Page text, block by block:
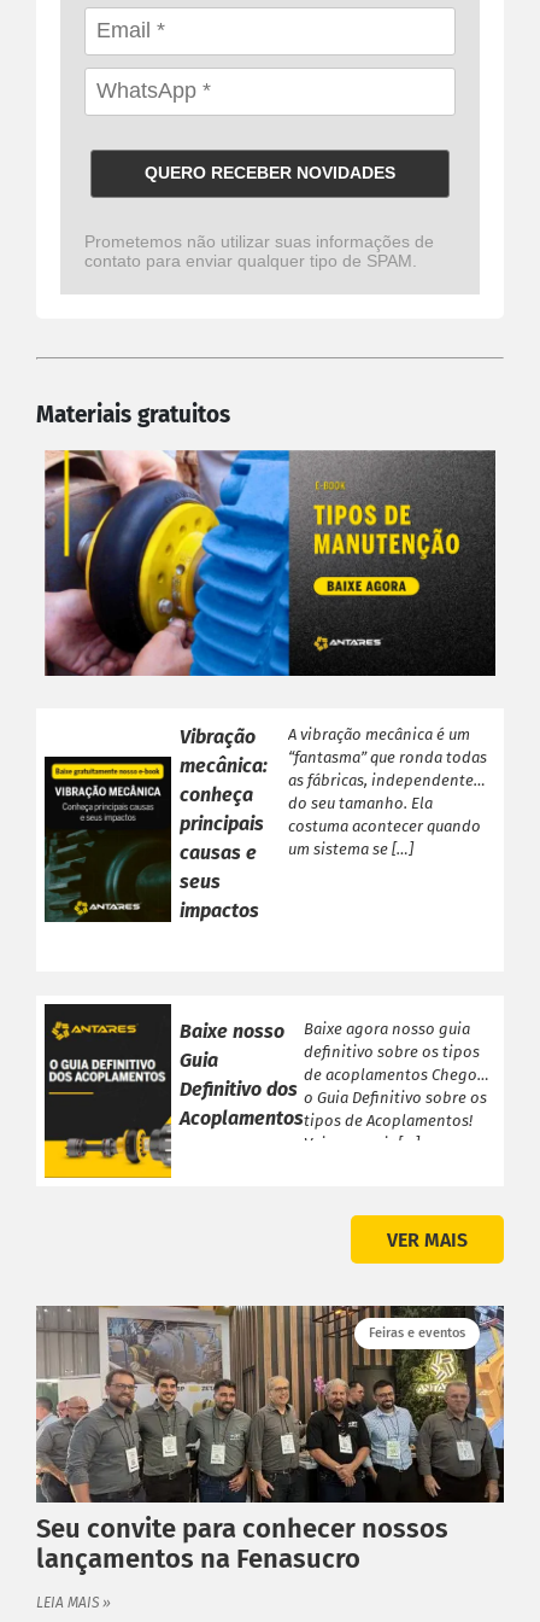
QUERO RECEBER NOVIDADES
Prometemos não utilizar suas informações de
contato para enviar qualquer tipo de SPAM.
Materiais gratuitos
Vibração
mecânica:
conheça
principais
causas e
seus
impactos
A vibração mecânica é um
“fantasma” que ronda todas
as fábricas, independente
do seu tamanho. Ela
costuma acontecer quando
um sistema se […]
Baixe nosso
Guia
Definitivo dos
Acoplamentos
Baixe agora nosso guia
definitivo sobre os tipos
de acoplamentos Chegou
o Guia Definitivo sobre os
tipos de Acoplamentos!
Veja a seguir […]
VER MAIS
Feiras e eventos
Seu convite para conhecer nossos
lançamentos na Fenasucro
LEIA MAIS »